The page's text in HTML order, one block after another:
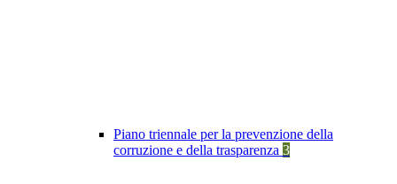
Piano triennale per la prevenzione della
corruzione e della trasparenza 3